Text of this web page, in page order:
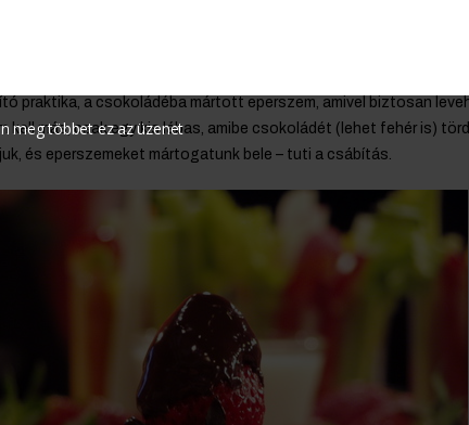
praktika, a csokoládéba mártott eperszem, amivel biztosan
kell más, csak egy kis lábas, amibe csokoládét (lehet fehér is)
és eperszemeket mártogatunk bele – tuti a csábítás.
meg többet ez az üzenet